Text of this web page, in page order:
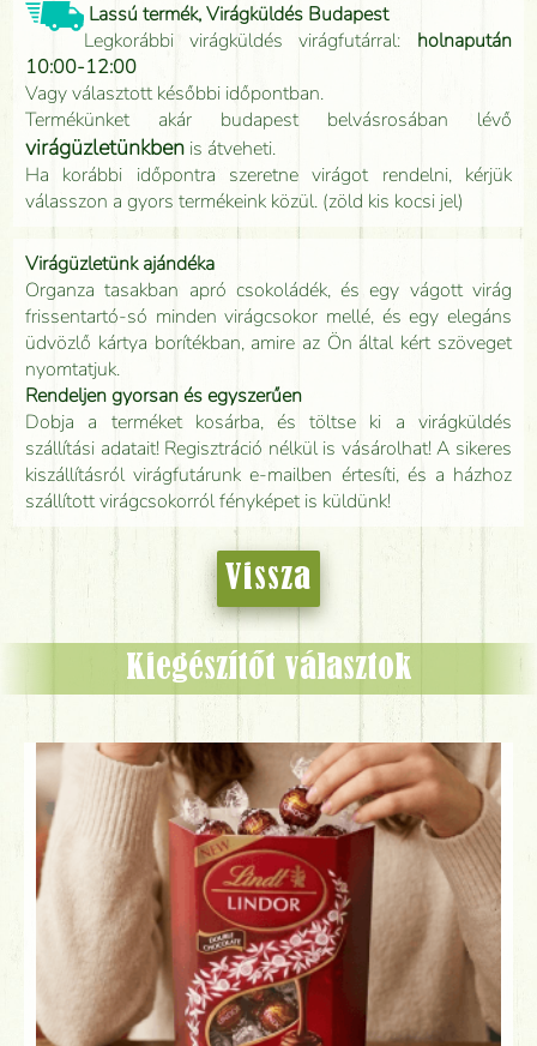
Lassú termék, Virágküldés Budapest
Legkorábbi virágküldés virágfutárral: holnapután
10:00-12:00
Vagy választott későbbi időpontban.
Termékünket akár budapest belvásrosában lévő
virágüzletünkben is átveheti.
Ha korábbi időpontra szeretne virágot rendelni, kérjük
válasszon a gyors termékeink közül. (zöld kis kocsi jel)
Virágüzletünk ajándéka
Organza tasakban apró csokoládék, és egy vágott virág
frissentartó-só minden virágcsokor mellé, és egy elegáns
üdvözlő kártya borítékban, amire az Ön által kért szöveget
nyomtatjuk.
Rendeljen gyorsan és egyszerűen
Dobja a terméket kosárba, és töltse ki a virágküldés
szállítási adatait! Regisztráció nélkül is vásárolhat! A sikeres
kiszállításról virágfutárunk e-mailben értesíti, és a házhoz
szállított virágcsokorról fényképet is küldünk!
Vissza
Kiegészítőt választok